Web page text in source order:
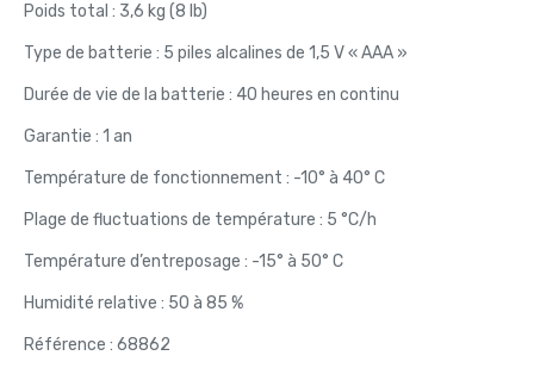
Poids total : 3,6 kg (8 lb)
Type de batterie : 5 piles alcalines de 1,5 V « AAA »
Durée de vie de la batterie : 40 heures en continu
Garantie : 1 an
Température de fonctionnement : -10° à 40° C
Plage de fluctuations de température : 5 °C/h
Température d’entreposage : -15° à 50° C
Humidité relative : 50 à 85 %
Référence : 68862